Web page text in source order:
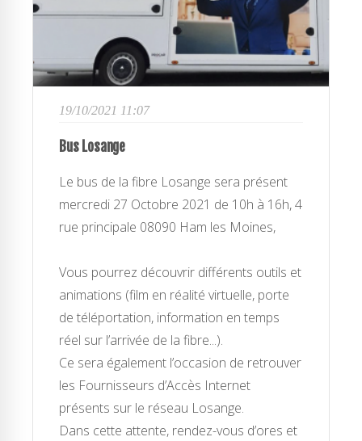
19/10/2021 11:07
Bus Losange
Le bus de la fibre Losange sera présent
mercredi 27 Octobre 2021 de 10h à 16h, 4
rue principale 08090 Ham les Moines,
Vous pourrez découvrir différents outils et
animations (film en réalité virtuelle, porte
de téléportation, information en temps
réel sur l’arrivée de la fibre...).
Ce sera également l’occasion de retrouver
les Fournisseurs d’Accès Internet
présents sur le réseau Losange.
Dans cette attente, rendez-vous d’ores et